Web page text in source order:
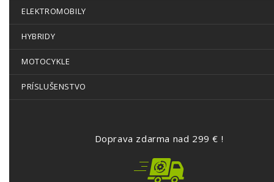
ELEKTROMOBILY
HYBRIDY
MOTOCYKLE
PRÍSLUŠENSTVO
Doprava zdarma nad 299 € !